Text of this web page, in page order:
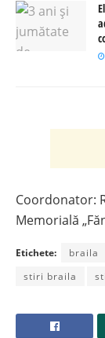
Coordonator:
Memorială
Etichete: braila
stiri braila